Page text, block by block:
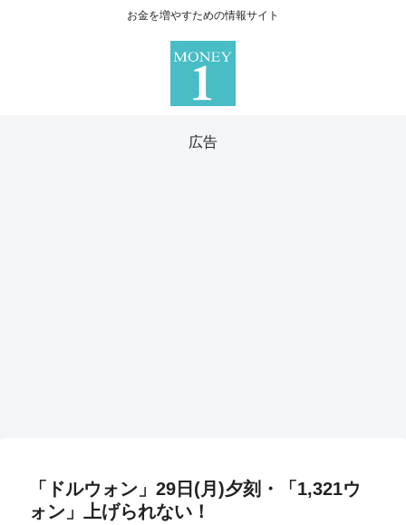
お金を増やすための情報サイト
広告
「ドルウォン」29日(月)夕刻・「1,321ウ
ォン」上げられない！